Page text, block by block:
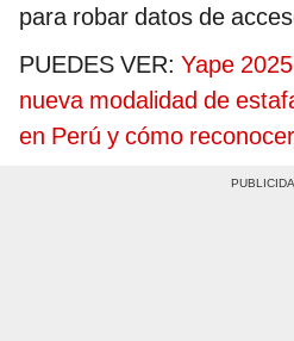
para robar datos de
PUEDES VER: Yape
nueva modalidad de
en Perú y cómo